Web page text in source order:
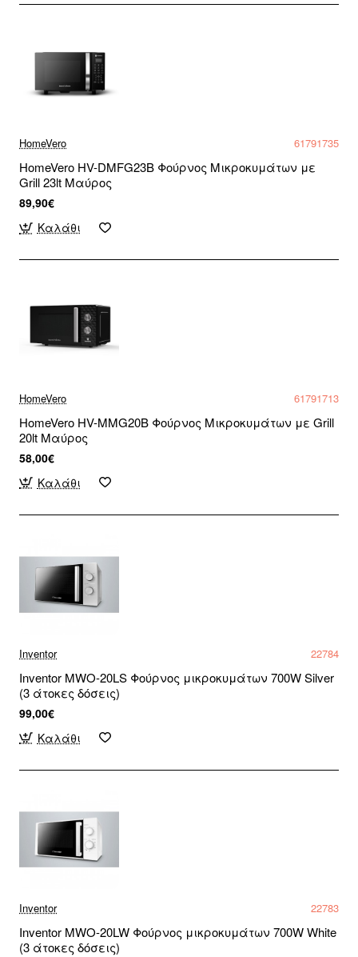
HomeVero 61791735
HomeVero HV-DMFG23B Φούρνος Μικροκυμάτων με
Grill 23lt Μαύρος
89,90€
Καλάθι
HomeVero 61791713
HomeVero HV-MMG20B Φούρνος Μικροκυμάτων με Grill
20lt Μαύρος
58,00€
Καλάθι
Inventor 22784
Inventor MWO-20LS Φούρνος μικροκυμάτων 700W Silver
(3 άτοκες δόσεις)
99,00€
Καλάθι
Inventor 22783
Inventor MWO-20LW Φούρνος μικροκυμάτων 700W White
(3 άτοκες δόσεις)